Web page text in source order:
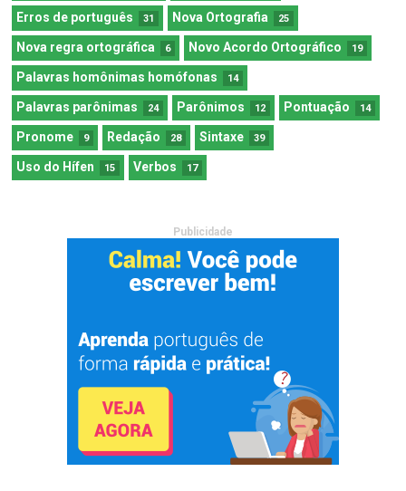
Erros de português 31 Nova Ortografia 25
Nova regra ortográfica 6 Novo Acordo Ortográfico 19
Palavras homônimas homófonas 14
Palavras parônimas 24 Parônimos 12 Pontuação 14
Pronome 9 Redação 28 Sintaxe 39
Uso do Hífen 15 Verbos 17
Publicidade